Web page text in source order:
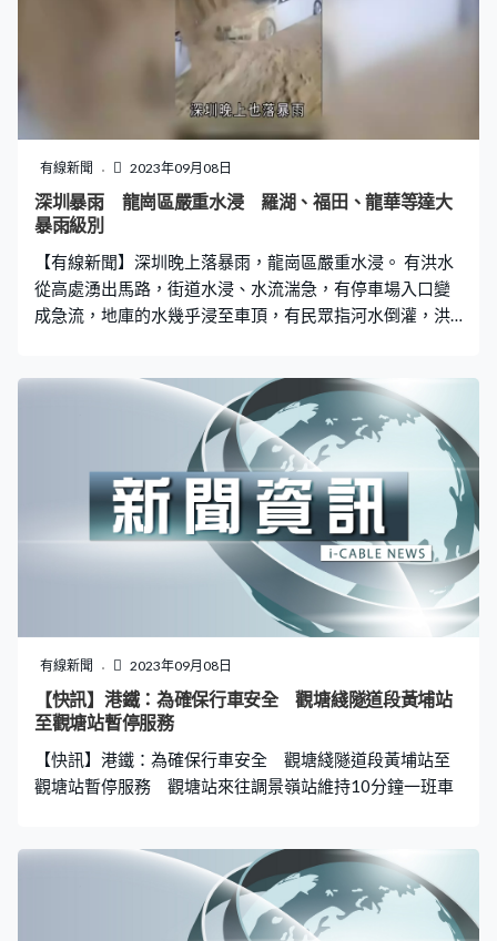
有線新聞 2023年09月08日
深圳暴雨 龍崗區嚴重水浸 羅湖、福田、龍華等達大
暴雨級別
【有線新聞】深圳晚上落暴雨，龍崗區嚴重水浸。 有洪水
從高處湧出馬路，街道水浸、水流湍急，有停車場入口變
成急流，地庫的水幾乎浸至車頂，有民眾指河水倒灌，洪
籲民眾及車輛切勿前往，區內開放緊急避難場所，羅湖、
福田、龍華等區累計雨量亦達到大暴雨級別。
有線新聞 2023年09月08日
【快訊】港鐵：為確保行車安全 觀塘綫隧道段黃埔站
至觀塘站暫停服務
【快訊】港鐵：為確保行車安全 觀塘綫隧道段黃埔站至
觀塘站暫停服務 觀塘站來往調景嶺站維持10分鐘一班車